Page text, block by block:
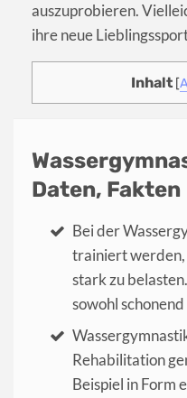
auszuprobieren.
ihre neue
Inhalt [
Daten, Fakten
Bei der
trainiert werden,
stark zu
sowohl
Rehabilitation
Beispiel in Form